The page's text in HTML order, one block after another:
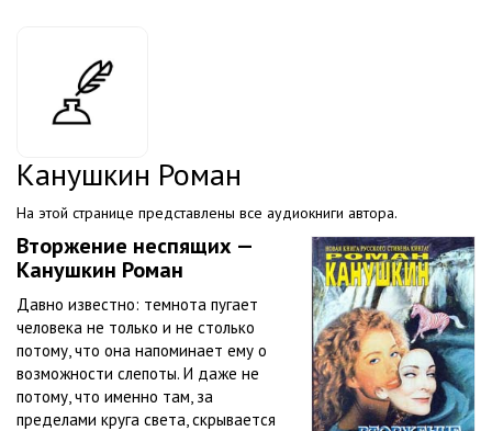
Канушкин Роман
На этой странице представлены все аудиокниги автора.
Вторжение неспящих —
Канушкин Роман
Давно известно: темнота пугает
человека не только и не столько
потому, что она напоминает ему о
возможности слепоты. И даже не
потому, что именно там, за
пределами круга света, скрывается